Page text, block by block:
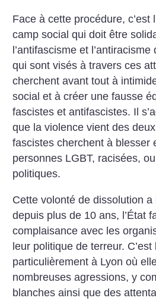
Face à cette procédure, c’est
camp social qui doit être
l’antifascisme et
qui sont visés à travers ces
cherchent avant tout à
social et à créer une fausse
fascistes et antifascistes. Il
que la violence vient des
fascistes cherchent à blesser
personnes LGBT, racisées,
politiques.
Cette volonté de dissolution
depuis plus de 10 ans, l’État
complaisance avec les
leur politique de terreur. C’est
particulièrement à Lyon où
nombreuses agressions, y
blanches ainsi que des